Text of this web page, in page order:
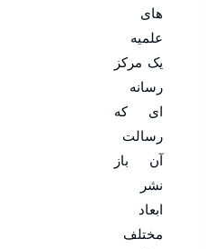
های
علمیه
یک مرکز
رسانه
ای که
رسالت
آن باز
نشر
ابعاد
مختلف